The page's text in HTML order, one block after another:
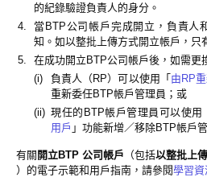
的紀錄驗證負責人的身分。
4.
當BTP公司帳戶完成開立，負責人
知。如以整批上傳方式開立帳戶，只
5.
在成功開立BTP公司帳戶後，如需更
(i)
負責人（RP）可以使用「 由RP
重新委任BTP帳戶管理員；或
(ii) 現任的BTP帳戶管理員可以使用
用戶 」功能新增／移除BTP帳戶
有關 開立BTP 公司帳戶 （包括以整批上
）的電子示範和用戶指南，請參閱學習資